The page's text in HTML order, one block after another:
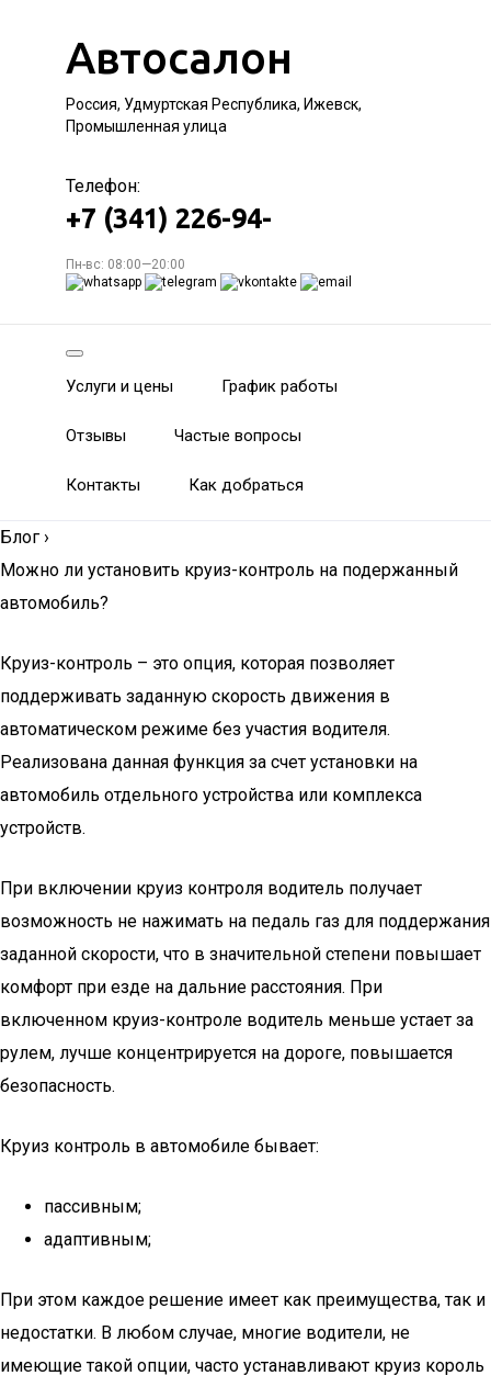
Автосалон
Россия, Удмуртская Республика, Ижевск,
Промышленная улица
Телефон:
+7 (341) 226-94-
Пн-вс: 08:00—20:00
Услуги и цены График работы
Отзывы Частые вопросы
Контакты Как добраться
Блог ›
Можно ли установить круиз-контроль на подержанный
автомобиль?
Круиз-контроль – это опция, которая позволяет
поддерживать заданную скорость движения в
автоматическом режиме без участия водителя.
Реализована данная функция за счет установки на
автомобиль отдельного устройства или комплекса
устройств.
При включении круиз контроля водитель получает
возможность не нажимать на педаль газ для поддержания
заданной скорости, что в значительной степени повышает
комфорт при езде на дальние расстояния. При
включенном круиз-контроле водитель меньше устает за
рулем, лучше концентрируется на дороге, повышается
безопасность.
Круиз контроль в автомобиле бывает:
пассивным;
адаптивным;
При этом каждое решение имеет как преимущества, так и
недостатки. В любом случае, многие водители, не
имеющие такой опции, часто устанавливают круиз король